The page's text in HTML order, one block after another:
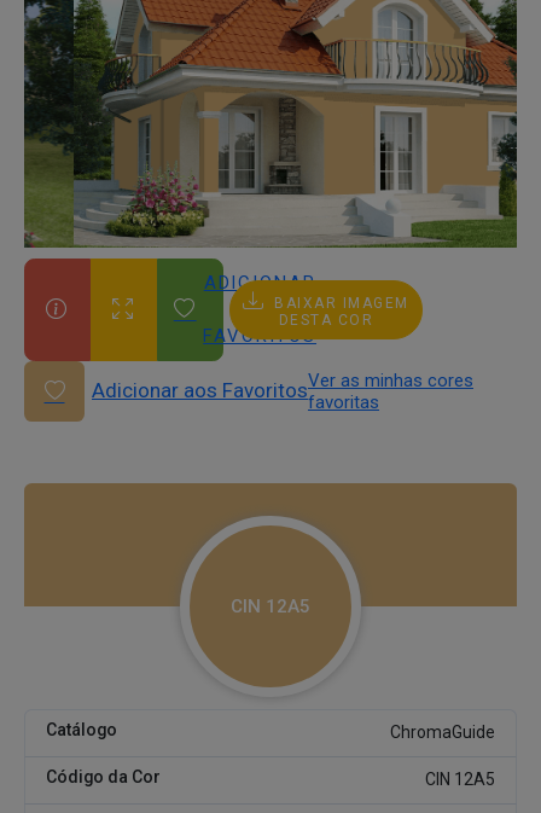
ADICIONAR
AOS
FAVORITOS
BAIXAR IMAGEM
DESTA COR
Adicionar aos FavoritosVer as minhas cores
favoritas
CIN 12A5
Catálogo ChromaGuide
Código da Cor CIN 12A5